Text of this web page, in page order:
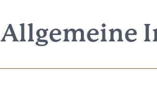
Allgemeine